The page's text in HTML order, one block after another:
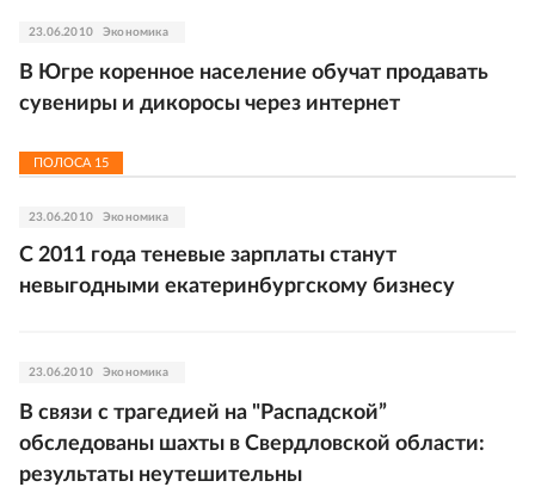
23.06.2010 Экономика
В Югре коренное население обучат продавать
сувениры и дикоросы через интернет
ПОЛОСА 15
23.06.2010 Экономика
С 2011 года теневые зарплаты станут
невыгодными екатеринбургскому бизнесу
23.06.2010 Экономика
В связи с трагедией на "Распадской”
обследованы шахты в Свердловской области:
результаты неутешительны